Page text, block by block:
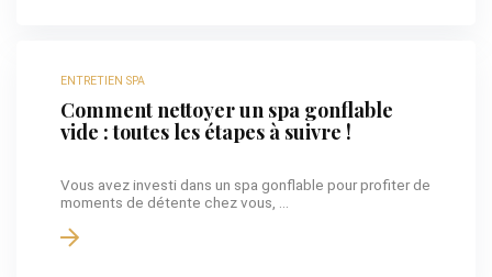
ENTRETIEN SPA
Comment nettoyer un spa gonflable
vide : toutes les étapes à suivre !
Vous avez investi dans un spa gonflable pour profiter de
moments de détente chez vous, ...